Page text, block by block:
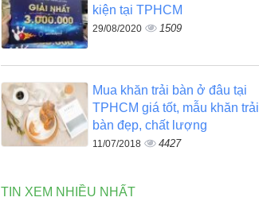
kiện tại TPHCM
29/08/2020 1509
Mua khăn trải bàn ở đâu tại
TPHCM giá tốt, mẫu khăn trải
bàn đẹp, chất lượng
11/07/2018 4427
TIN XEM NHIỀU NHẤT